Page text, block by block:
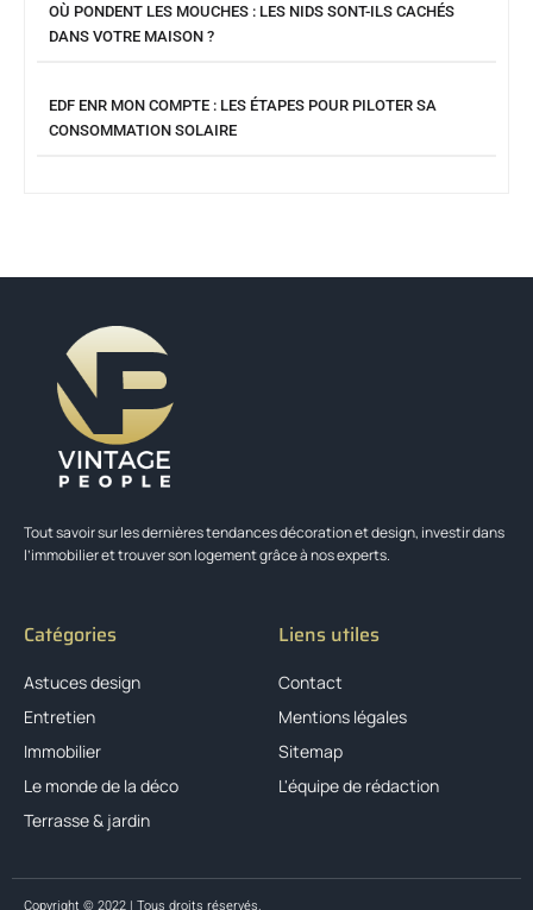
OÙ PONDENT LES MOUCHES : LES NIDS SONT-ILS CACHÉS
DANS VOTRE MAISON ?
EDF ENR MON COMPTE : LES ÉTAPES POUR PILOTER SA
CONSOMMATION SOLAIRE
Tout savoir sur les dernières tendances décoration et design, investir dans
l’immobilier et trouver son logement grâce à nos experts.
Catégories
Astuces design
Entretien
Immobilier
Le monde de la déco
Terrasse & jardin
Liens utiles
Contact
Mentions légales
Sitemap
L'équipe de rédaction
Copyright © 2022 | Tous droits réservés.